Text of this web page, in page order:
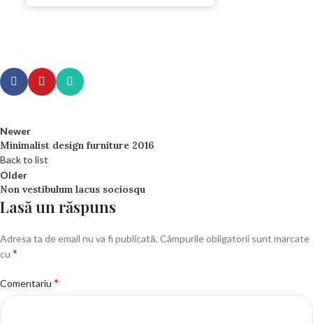
Newer
Minimalist design furniture 2016
Back to list
Older
Non vestibulum lacus sociosqu
Lasă un răspuns
Adresa ta de email nu va fi publicată. Câmpurile obligatorii sunt marcate
cu *
Comentariu *